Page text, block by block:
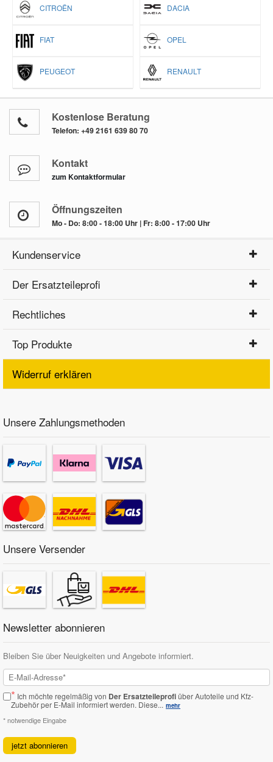
CITROËN DACIA
FIAT OPEL
PEUGEOT RENAULT
Kostenlose Beratung
Telefon: +49 2161 639 80 70
Kontakt
zum Kontaktformular
Öffnungszeiten
Mo - Do: 8:00 - 18:00 Uhr | Fr: 8:00 - 17:00 Uhr
Kundenservice
Der Ersatzteileprofi
Rechtliches
Top Produkte
Widerruf erklären
Unsere Zahlungsmethoden
Unsere Versender
Newsletter abonnieren
Bleiben Sie über Neuigkeiten und Angebote informiert.
* Ich möchte regelmäßig von Der Ersatzteileprofiüber Autoteile und Kfz-
Zubehör per E-Mail informiert werden. Diese... mehr
* notwendige Eingabe
jetzt abonnieren